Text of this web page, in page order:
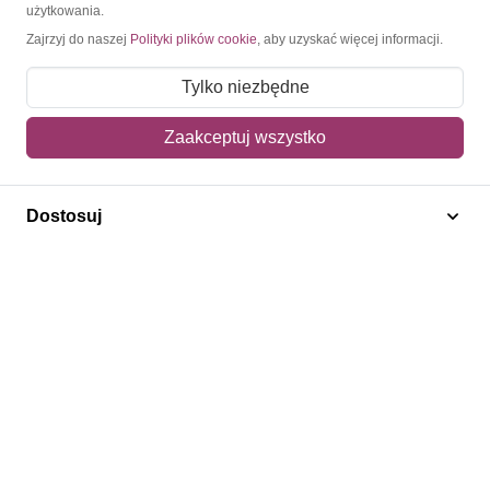
Moje zamówienia
Mój koszyk
Polecamy
użytkowania.
Zajrzyj do naszej Polityki plików cookie, aby uzyskać więcej informacji.
Tylko niezbędne
Zaakceptuj wszystko
Dostosuj